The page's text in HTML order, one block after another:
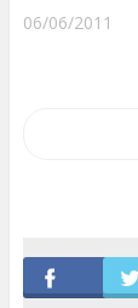
06/06/2011